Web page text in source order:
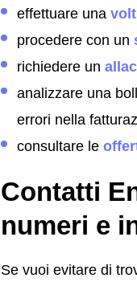
effettuare una
procedere con un
richiedere un
analizzare una
errori nella
consultare le
Contatti
numeri e
Se vuoi evitare di